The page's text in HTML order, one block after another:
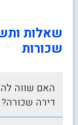
שאלות
שכורות
האם שווה
דירה שכורה?